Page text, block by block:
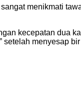
menikmati
kecepatan dua
menyesap